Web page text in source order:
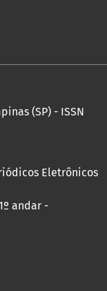
(SP) - ISSN
Eletrônicos
andar -